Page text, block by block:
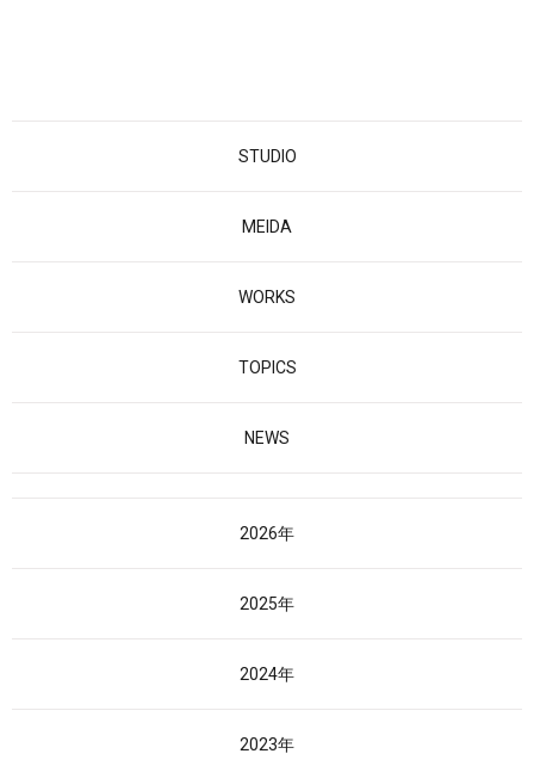
STUDIO
MEIDA
WORKS
TOPICS
NEWS
2026年
2025年
2024年
2023年